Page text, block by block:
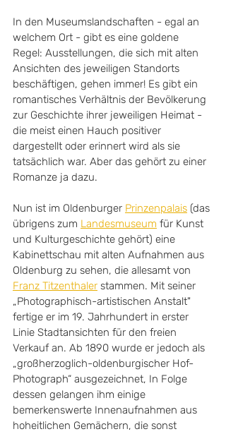
In den Museumslandschaften - egal an
welchem Ort - gibt es eine goldene
Regel: Ausstellungen, die sich mit alten
Ansichten des jeweiligen Standorts
beschäftigen, gehen immer! Es gibt ein
romantisches Verhältnis der Bevölkerung
zur Geschichte ihrer jeweiligen Heimat -
die meist einen Hauch positiver
dargestellt oder erinnert wird als sie
tatsächlich war. Aber das gehört zu einer
Romanze ja dazu.
Nun ist im Oldenburger Prinzenpalais (das
übrigens zum Landesmuseum für Kunst
und Kulturgeschichte gehört) eine
Kabinettschau mit alten Aufnahmen aus
Oldenburg zu sehen, die allesamt von
Franz Titzenthaler stammen. Mit seiner
„Photographisch-artistischen Anstalt"
fertige er im 19. Jahrhundert in erster
Linie Stadtansichten für den freien
Verkauf an. Ab 1890 wurde er jedoch als
„großherzoglich-oldenburgischer Hof-
Photograph“ ausgezeichnet, In Folge
dessen gelangen ihm einige
bemerkenswerte Innenaufnahmen aus
hoheitlichen Gemächern, die sonst